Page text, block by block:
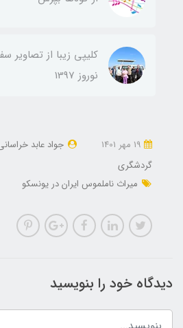
کلیپی زیبا از تصاویر
نوروز 1397
جواد عابد
گردشگری
میراث ناملموس ایران در یونسکو
دیدگاه خود را بنویسید